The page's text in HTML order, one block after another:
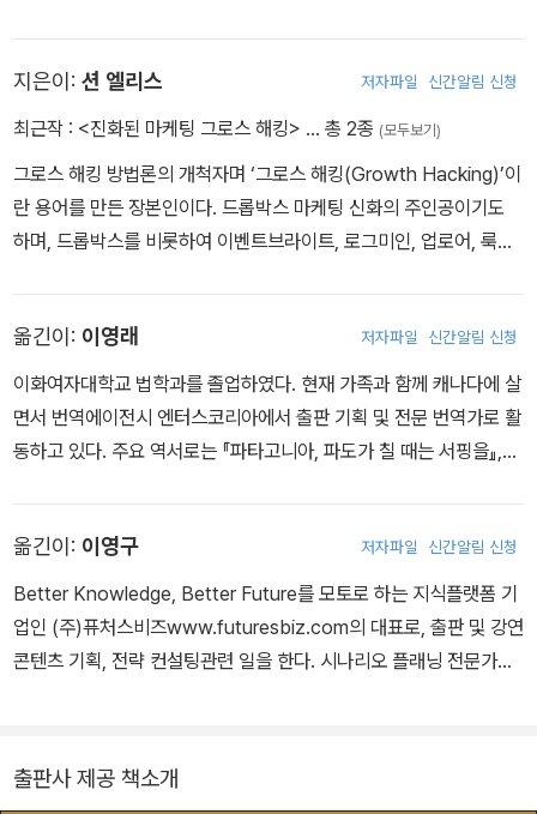
일을 했다. 인맨에서 일하기 전에는 Y 콤비네이터(Y-Combinator)
가 지원하는 트루발트, 콸라루의 스타트업 액셀러레이터인 사이언스,
건은 공저자인 션과 함께 그로스해커스를 출범시켰으며 SXSW, CT
A, 허브스폿 등의 주요 컨퍼런스에서 종종 강연한다.
지은이: 션 엘리스 저자파일 신간알림 신청
최근작 : <진화된 마케팅 그로스 해킹> … 총 2종 (모두보기)
그로스 해킹 방법론의 개척자며 ‘그로스 해킹(Growth Hacking)’이
란 용어를 만든 장본인이다. 드롭박스 마케팅 신화의 주인공이기도
하며, 드롭박스를 비롯하여 이벤트브라이트, 로그미인, 업로어, 룩아
wth Hacker)다. 또한 션은 고객정보분석·설문조사 기업인 콸라루의
설립자이자 CEO로 스타벅스, 아마존, 인튜이트와 같은 고객들을 통
해 수백만 달러의 매출을 올렸고, 이후 콸라루를 성공적으로 매각(Ex
it)했다. 페이스북, 구글, 에어비앤비, 우버 등에 몸담은 15만 명 이상
여하고 있는 커뮤니티 사이트인 그로스해커스GrowthHackers.co
m를 창립하여 운영하고 있으며, 스타트업과 포춘 100대 기업에서 활
옮긴이: 이영래 저자파일 신간알림 신청
이화여자대학교 법학과를 졸업하였다. 현재 가족과 함께 캐나다에 살
면서 번역에이전시 엔터스코리아에서 출판 기획 및 전문 번역가로 활
동하고 있다. 주요 역서로는 『파타고니아, 파도가 칠 때는 서핑을』,
사이드』 등이 있다.
옮긴이: 이영구 저자파일 신간알림 신청
Better Knowledge, Better Future를 모토로 하는 지식플랫폼 기
업인 (주)퓨처스비즈www.futuresbiz.com의 대표로, 출판 및 강연
콘텐츠 기획, 전략 컨설팅관련 일을 한다. 시나리오 플래닝 전문가이
하여 출간하는 데 참여했다. 옮긴 책으로 『미래전략 시나리오 플래
출판사 제공 책소개